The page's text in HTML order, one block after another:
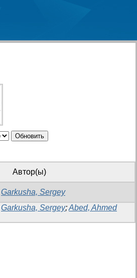
Автор(ы)
Garkusha, Sergey
Garkusha, Sergey;Abed, Ahmed